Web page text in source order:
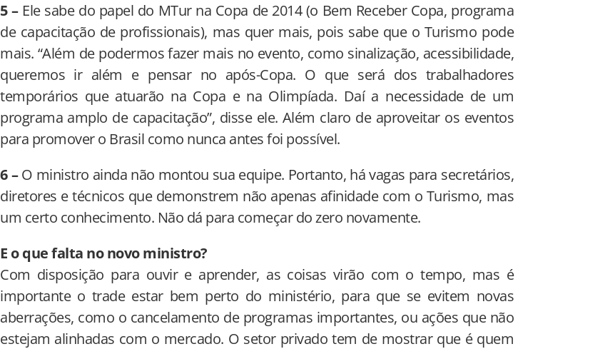
5 –Ele sabe do papel do MTur na Copa de 2014 (o Bem Receber Copa, programa
de capacitação de profissionais), mas quer mais, pois sabe que o Turismo pode
mais. “Além de podermos fazer mais no evento, como sinalização, acessibilidade,
queremos ir além e pensar no após-Copa. O que será dos trabalhadores
temporários que atuarão na Copa e na Olimpíada. Daí a necessidade de um
programa amplo de capacitação”, disse ele. Além claro de aproveitar os eventos
para promover o Brasil como nunca antes foi possível.
6 –O ministro ainda não montou sua equipe. Portanto, há vagas para secretários,
diretores e técnicos que demonstrem não apenas afinidade com o Turismo, mas
um certo conhecimento. Não dá para começar do zero novamente.
E o que falta no novo ministro?
Com disposição para ouvir e aprender, as coisas virão com o tempo, mas é
importante o trade estar bem perto do ministério, para que se evitem novas
aberrações, como o cancelamento de programas importantes, ou ações que não
estejam alinhadas com o mercado. O setor privado tem de mostrar que é quem